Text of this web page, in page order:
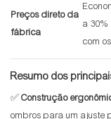
Preços direto da
fábrica
a
com
Resumo dos
✅Construção
ombros para um ajuste